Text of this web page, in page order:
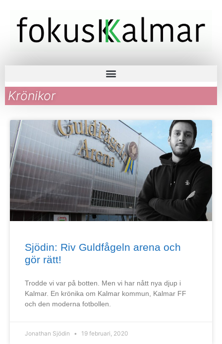
Krönikor
Sjödin: Riv Guldfågeln arena och
gör rätt!
Trodde vi var på botten. Men vi har nått nya djup i
Kalmar. En krönika om Kalmar kommun, Kalmar FF
och den moderna fotbollen.
Jonathan Sjödin 19 februari, 2020